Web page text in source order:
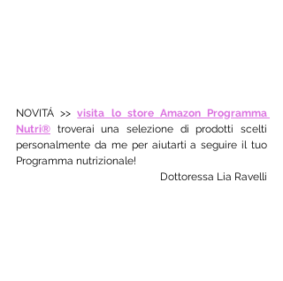
NOVITÁ >> visita lo store Amazon Programma
Nutri® troverai una selezione di prodotti scelti
personalmente da me per aiutarti a seguire il tuo
Programma nutrizionale!
Dottoressa Lia Ravelli